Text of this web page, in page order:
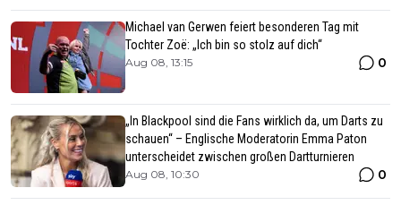
Michael van Gerwen feiert besonderen Tag mit
Tochter Zoë: „Ich bin so stolz auf dich“
Aug 08, 13:15 0
„In Blackpool sind die Fans wirklich da, um Darts zu
schauen“ – Englische Moderatorin Emma Paton
unterscheidet zwischen großen Dartturnieren
Aug 08, 10:30 0